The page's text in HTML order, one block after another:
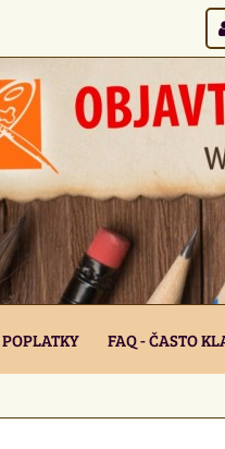
FAQ - ČASTO